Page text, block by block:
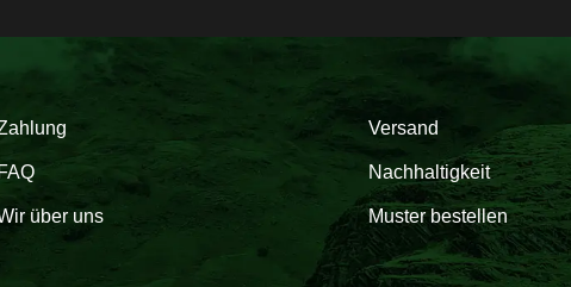
Versand
FAQ Nachhaltigkeit
über uns Muster bestellen